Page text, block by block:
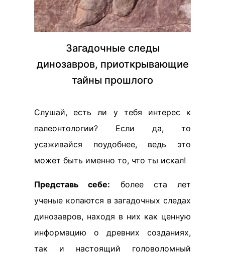
Загадочные следы
динозавров, приоткрывающие
тайны прошлого
Слушай, есть ли у тебя интерес к
палеонтологии? Если да, то
усаживайся поудобнее, ведь это
может быть именно то, что ты искал!
Представь себе: более ста лет
ученые копаются в загадочных следах
динозавров, находя в них как ценную
информацию о древних созданиях,
так и настоящий головоломный